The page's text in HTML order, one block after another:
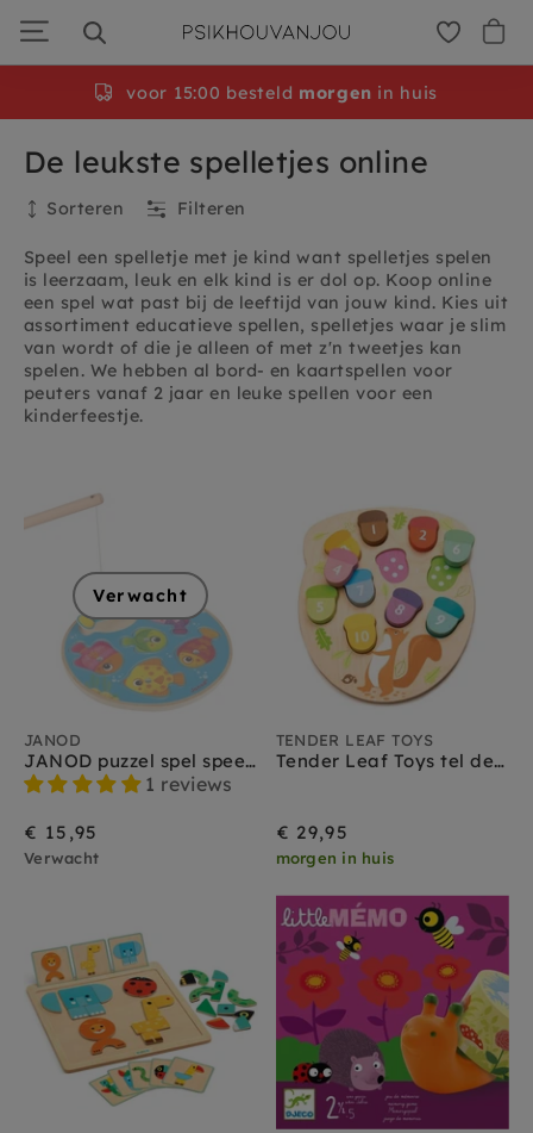
door
naar
De leukste spelletjes online
Sorteren Filteren
Speel een spelletje met je kind want spelletjes spelen
is leerzaam, leuk en elk kind is er dol op. Koop online
een spel wat past bij de leeftijd van jouw kind. Kies uit
assortiment educatieve spellen, spelletjes waar je slim
van wordt of die je alleen of met z'n tweetjes kan
spelen. We hebben al bord- en kaartspellen voor
peuters vanaf 2 jaar en leuke spellen voor een
kinderfeestje.
Filteren
Verwacht
JANOD
JANOD puzzel spel speedy fish 18 m+
1 reviews
€ 15,95
Verwacht
TENDER LEAF TOYS
Tender Leaf Toys tel de nootjes 18 mnd+
€ 29,95
morgen in huis
voor 15:00 besteld morgen in huis